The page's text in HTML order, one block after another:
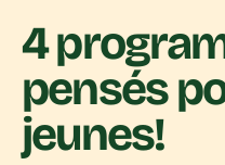
4
pensés
jeunes!